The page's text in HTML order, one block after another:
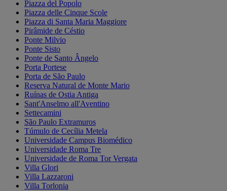
Piazza del Popolo
Piazza delle Cinque Scole
Piazza di Santa Maria Maggiore
Pirâmide de Céstio
Ponte Milvio
Ponte Sisto
Ponte de Santo Ângelo
Porta Portese
Porta de São Paulo
Reserva Natural de Monte Mario
Ruínas de Ostia Antiga
Sant'Anselmo all'Aventino
Settecamini
São Paulo Extramuros
Túmulo de Cecília Metela
Universidade Campus Biomédico
Universidade Roma Tre
Universidade de Roma Tor Vergata
Villa Glori
Villa Lazzaroni
Villa Torlonia